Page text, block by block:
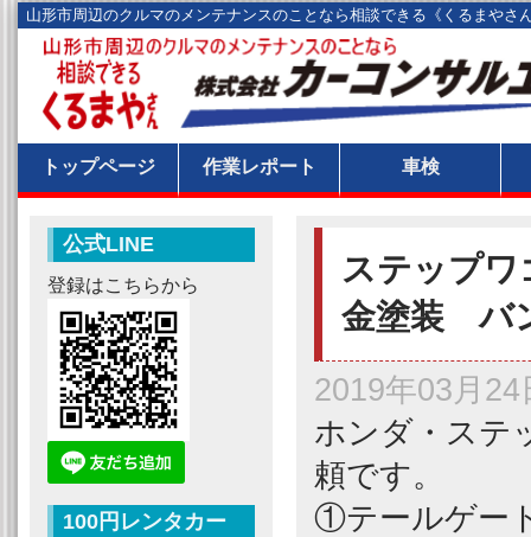
山形市周辺のクルマのメンテナンスのことなら相談できる《くるまや
トップページ 作業レポート 車検
ステップ
金塗装 バ
2019年03月24
ホンダ・ステ
頼です。
①テールゲー
公式LINE
登録はこちらから
100円レンタカー